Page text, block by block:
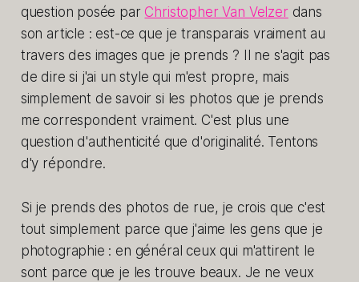
question posée par Christopher Van Velzerdans
son article : est-ce que je transparais vraiment au
travers des images que je prends ? Il ne s'agit pas
de dire si j'ai un style qui m'est propre, mais
simplement de savoir si les photos que je prends
me correspondent vraiment. C'est plus une
question d'authenticité que d'originalité. Tentons
d'y répondre.
Si je prends des photos de rue, je crois que c'est
tout simplement parce que j'aime les gens que je
photographie : en général ceux qui m'attirent le
sont parce que je les trouve beaux. Je ne veux